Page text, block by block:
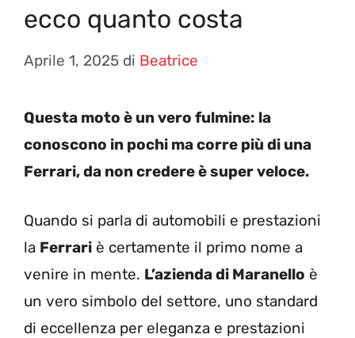
ecco quanto costa
Aprile 1, 2025 di Beatrice
Questa moto è un vero fulmine: la
conoscono in pochi ma corre più di una
Ferrari, da non credere è super veloce.
Quando si parla di automobili e prestazioni
la Ferrari è certamente il primo nome a
venire in mente. L’azienda di Maranello è
un vero simbolo del settore, uno standard
di eccellenza per eleganza e prestazioni